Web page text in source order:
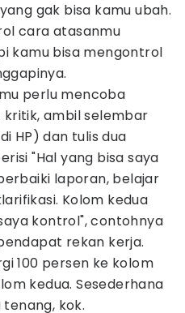
gak bisa kamu ubah.
cara atasanmu
kamu bisa mengontrol
perlu mencoba
ambil selembar
di HP) dan tulis dua
"Hal yang bisa saya
laporan, belajar
Kolom kedua
kontrol", contohnya
rekan kerja.
100 persen ke kolom
kedua. Sesederhana
kok.